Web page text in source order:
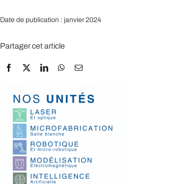
Date de publication : janvier 2024
Partager cet article